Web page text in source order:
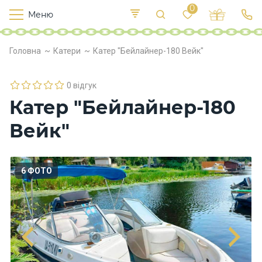
Головна Катери Катер "Бейлайнер-180 Вейк"
0 відгук
Катер "Бейлайнер-180
Вейк"
6 ФОТО
Меню
0
Т
е
о
о
Х
а
р
ч
у
в
а
н
К
У